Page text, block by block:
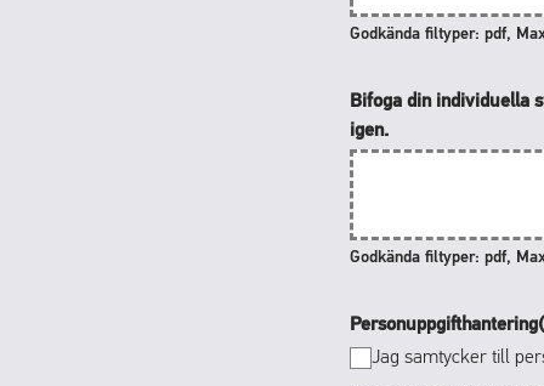
Godkända filtyper: pdf,
Bifoga din individuella
igen.
Godkända filtyper: pdf,
Personuppgifthantering
Jag samtycker till